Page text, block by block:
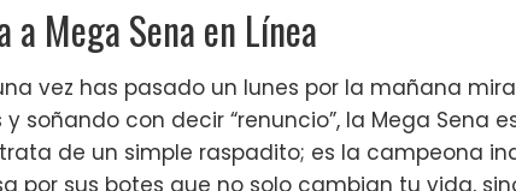
a Mega Sena en Línea
vez has pasado un lunes por la mañana
soñando con decir “renuncio”, la Mega Sena
de un simple raspadito; es la campeona
por sus botes que no solo cambian tu vida,